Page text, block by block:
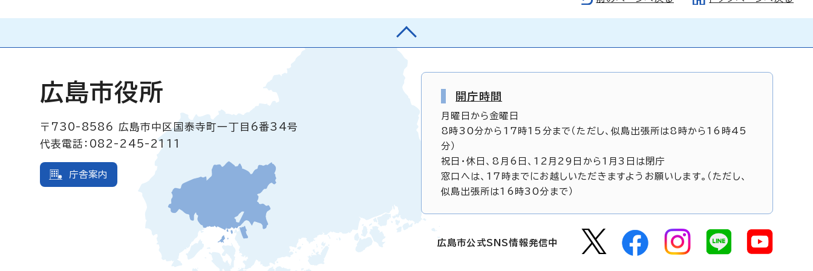
広島市役所
〒730-8586
広島市中区国泰寺町一丁目6番34号
代表電話：082-245-2111
庁舎案内
開庁時間
月曜日から金曜日
8時30分から17時15分まで（ただし、似島出張所は8時から16時45
分）
祝日・休日、8月6日、12月29日から1月3日は閉庁
窓口へは、17時までにお越しいただきますようお願いします。（ただし、
似島出張所は16時30分まで）
広島市公式SNS情報発信中